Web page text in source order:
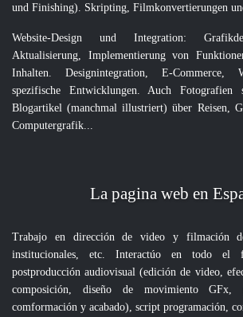
und Finishing). Skripting, Filmkonvertierungen
Website-Design und Integration:
Aktualisierung, Implementierung von
Inhalten. Designintegration, E-Commerce,
spezifische Entwicklungen. Auch Fotografien
Blogartikel (manchmal illustriert) über Reisen,
Computergrafik...
La pagina web en
Trabajo en dirección de video y filmación
institucionales, etc. Interactúo en todo
postproducción audiovisual (edición de video,
composición, diseño de movimiento GFx,
comformación y acabado), script programación,